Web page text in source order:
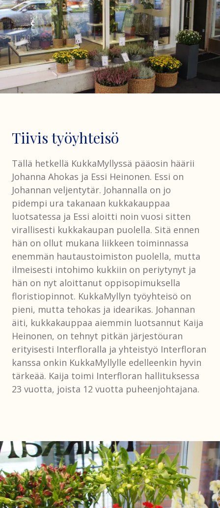
Tiivis työyhteisö
Tällä hetkellä KukkaMyllyssä pääosin häärii
Johanna Ahokas ja Essi Heinonen. Essi on
Johannan veljentytär. Johannalla on jo
pidempi ura takanaan kukkakauppaa
luotsatessa ja Essi aloitti noin vuosi sitten
virallisesti kukkakaupan puolella. Sitä ennen
hän on ollut mukana liikkeen toiminnassa
enemmän hautaustoimiston puolella, mutta
ilmeisesti intohimo kukkiin on periytynyt ja
hän on nyt aloittanut oppisopimuksella
floristiopinnot. KukkaMyllyn työyhteisö on
pieni, mutta tehokas ja idearikas. Johannan
äiti, kukkakauppaa aiemmin luotsannut Kaija
Heinonen, on tehnyt pitkän järjestöuran
erityisesti Interfloralla ja yhteistyö Interfloran
kanssa onkin KukkaMyllylle edelleenkin hyvin
tärkeää. Kaija toimi Interfloran hallituksessa
23 vuotta, joista 12 vuotta puheenjohtajana.